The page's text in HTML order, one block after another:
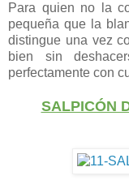
Para quien no la
pequeña que la
distingue una vez
bien sin
perfectamente con
SALPICÓN